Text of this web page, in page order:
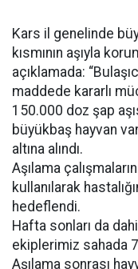
Kars il genelinde
kısmının aşıyla
açıklamada:
maddede kararlı
150.000 doz şap
büyükbaş hayvan
altına alındı.
Aşılama
kullanılarak
hedeflendi.
Hafta sonları da
ekiplerimiz sahada
Aşılama sonrası